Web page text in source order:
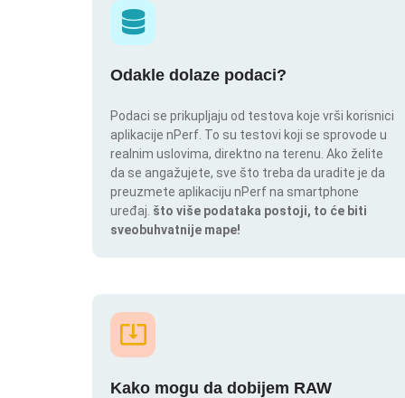
Odakle dolaze podaci?
Podaci se prikupljaju od testova koje vrši korisnici
aplikacije nPerf. To su testovi koji se sprovode u
realnim uslovima, direktno na terenu. Ako želite
da se angažujete, sve što treba da uradite je da
preuzmete aplikaciju nPerf na smartphone
uređaj. što više podataka postoji, to će biti
sveobuhvatnije mape!
Kako mogu da dobijem RAW